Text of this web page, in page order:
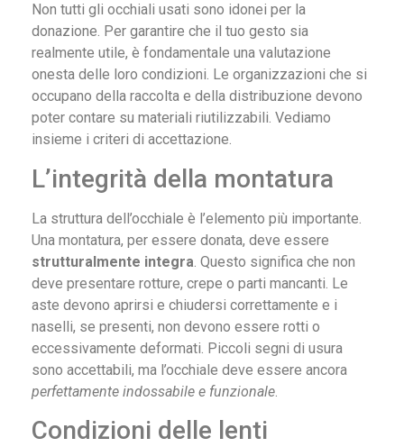
Non tutti gli occhiali usati sono idonei per la
donazione. Per garantire che il tuo gesto sia
realmente utile, è fondamentale una valutazione
onesta delle loro condizioni. Le organizzazioni che si
occupano della raccolta e della distribuzione devono
poter contare su materiali riutilizzabili. Vediamo
insieme i criteri di accettazione.
L’integrità della montatura
La struttura dell’occhiale è l’elemento più importante.
Una montatura, per essere donata, deve essere
strutturalmente integra. Questo significa che non
deve presentare rotture, crepe o parti mancanti. Le
aste devono aprirsi e chiudersi correttamente e i
naselli, se presenti, non devono essere rotti o
eccessivamente deformati. Piccoli segni di usura
sono accettabili, ma l’occhiale deve essere ancora
perfettamente indossabile e funzionale.
Condizioni delle lenti